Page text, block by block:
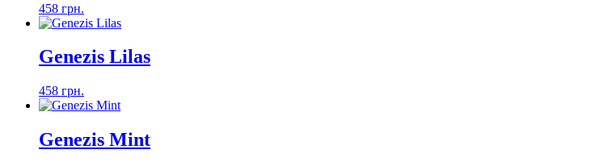
458 грн.
Genezis Lilas
458 грн.
Genezis Mint